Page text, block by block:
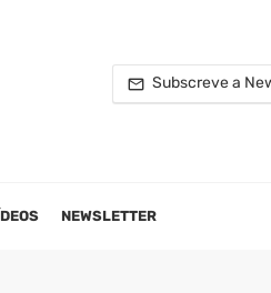
Subscreve a
NEWSLETTER